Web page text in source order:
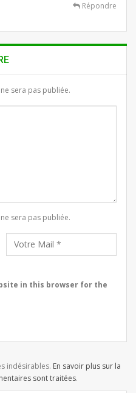
Répondre
sera pas publiée.
sera pas publiée.
in this browser for the
indésirables. En savoir plus sur la
sont traitées.